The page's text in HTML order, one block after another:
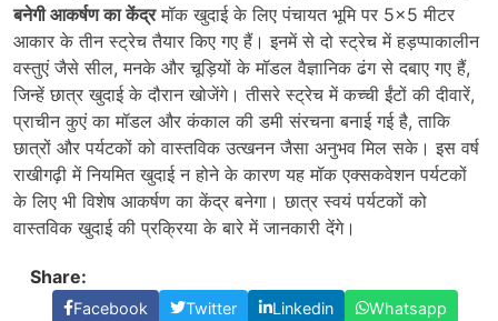
बनेगी आकर्षण का केंद्रमॉक खुदाई के लिए पंचायत भूमि पर 5×5 मीटर
आकार के तीन स्ट्रेच तैयार किए गए हैं। इनमें से दो स्ट्रेच में हड़प्पाकालीन
वस्तुएं जैसे सील, मनके और चूड़ियों के मॉडल वैज्ञानिक ढंग से दबाए गए हैं,
जिन्हें छात्र खुदाई के दौरान खोजेंगे। तीसरे स्ट्रेच में कच्ची ईंटों की दीवारें,
प्राचीन कुएं का मॉडल और कंकाल की डमी संरचना बनाई गई है, ताकि
छात्रों और पर्यटकों को वास्तविक उत्खनन जैसा अनुभव मिल सके। इस वर्ष
राखीगढ़ी में नियमित खुदाई न होने के कारण यह मॉक एक्सकवेशन पर्यटकों
के लिए भी विशेष आकर्षण का केंद्र बनेगा। छात्र स्वयं पर्यटकों को
वास्तविक खुदाई की प्रक्रिया के बारे में जानकारी देंगे।
Share:
Facebook Twitter Linkedin
Whatsapp